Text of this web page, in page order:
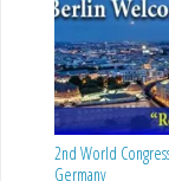
2nd World
Germany